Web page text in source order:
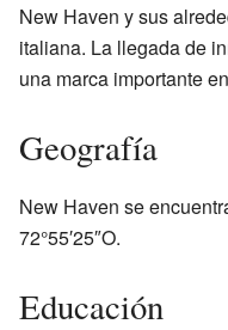
New Haven y sus
italiana. La llegada de
una marca importante
Geografía
New Haven se
72°55′25″O.
Educación